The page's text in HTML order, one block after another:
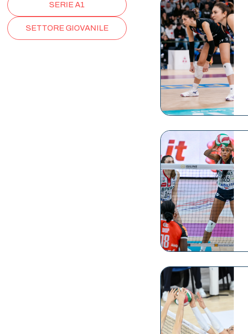
SERIE A1
SETTORE GIOVANILE